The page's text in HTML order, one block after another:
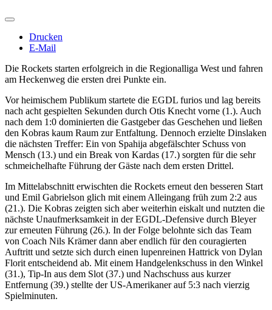
Drucken
E-Mail
Die Rockets starten erfolgreich in die Regionalliga West und fahren
am Heckenweg die ersten drei Punkte ein.
Vor heimischem Publikum startete die EGDL furios und lag bereits
nach acht gespielten Sekunden durch Otis Knecht vorne (1.). Auch
nach dem 1:0 dominierten die Gastgeber das Geschehen und ließen
den Kobras kaum Raum zur Entfaltung. Dennoch erzielte Dinslaken
die nächsten Treffer: Ein von Spahija abgefälschter Schuss von
Mensch (13.) und ein Break von Kardas (17.) sorgten für die sehr
schmeichelhafte Führung der Gäste nach dem ersten Drittel.
​Im Mittelabschnitt erwischten die Rockets erneut den besseren Start
und Emil Gabrielson glich mit einem Alleingang früh zum 2:2 aus
(21.). Die Kobras zeigten sich aber weiterhin eiskalt und nutzten die
nächste Unaufmerksamkeit in der EGDL-Defensive durch Bleyer
zur erneuten Führung (26.). In der Folge belohnte sich das Team
von Coach Nils Krämer dann aber endlich für den couragierten
Auftritt und setzte sich durch einen lupenreinen Hattrick von Dylan
Florit entscheidend ab. Mit einem Handgelenkschuss in den Winkel
(31.), Tip-In aus dem Slot (37.) und Nachschuss aus kurzer
Entfernung (39.) stellte der US-Amerikaner auf 5:3 nach vierzig
Spielminuten.